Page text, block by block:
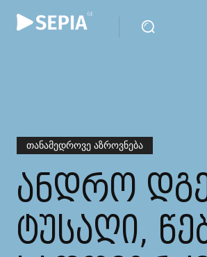
ᲗᲐᲜᲐᲛᲔᲓᲠᲝᲕᲔ ᲐᲖᲠᲝᲕᲜᲔᲑᲐ
ᲐᲜᲓᲠᲝ
ᲢᲣᲡᲐᲦᲘ,